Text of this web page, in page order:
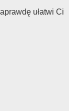
ułatwi Ci